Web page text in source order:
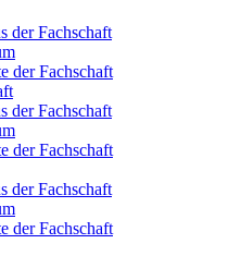
der Fachschaft
der Fachschaft
der Fachschaft
der Fachschaft
der Fachschaft
der Fachschaft